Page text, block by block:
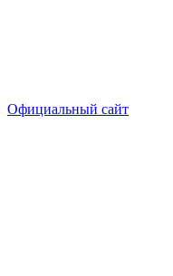
Официальный сайт